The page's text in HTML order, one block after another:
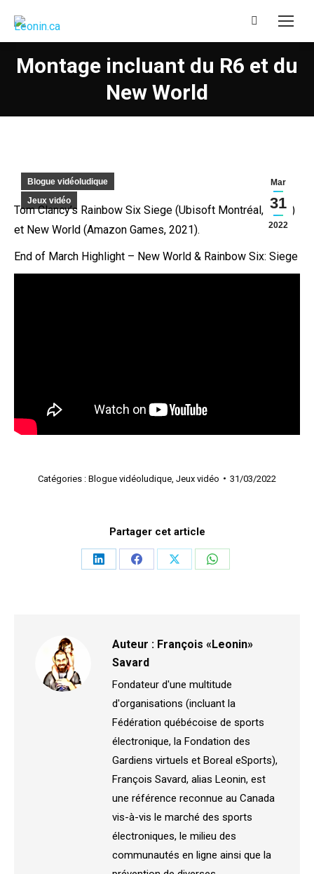
Recherche
:
Montage incluant du R6 et du
New World
Mar
31
2022
Blogue vidéoludique
Jeux vidéo
Tom Clancy’s Rainbow Six Siege (Ubisoft Montréal, 2015)
et New World (Amazon Games, 2021).
End of March Highlight – New World & Rainbow Six: Siege
Catégories : Blogue vidéoludique Jeux vidéo 31/03/2022
Partager cet article
PartagerPartagerPartagerPartager
Auteur : François «Leonin»
Savard
Fondateur d'une multitude
d'organisations (incluant la
Fédération québécoise de sports
électronique, la Fondation des
Gardiens virtuels et Boreal eSports),
François Savard, alias Leonin, est
une référence reconnue au Canada
vis-à-vis le marché des sports
électroniques, le milieu des
communautés en ligne ainsi que la